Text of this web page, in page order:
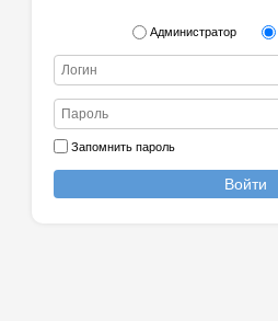
Администратор
Запомнить пароль